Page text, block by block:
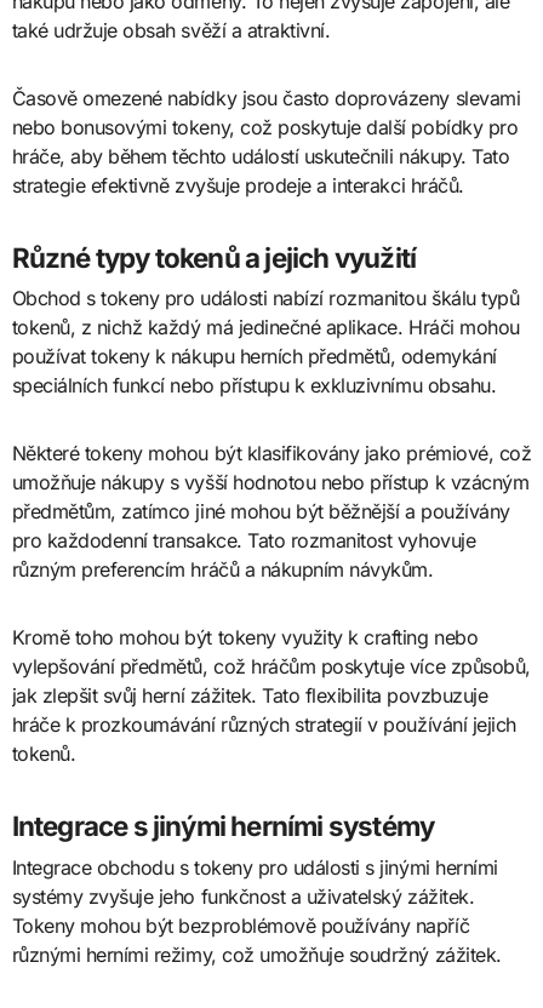
také udržuje obsah svěží a atraktivní.
Časově omezené nabídky jsou často doprovázeny slevami
nebo bonusovými tokeny, což poskytuje další pobídky pro
hráče, aby během těchto událostí uskutečnili nákupy. Tato
strategie efektivně zvyšuje prodeje a interakci hráčů.
Různé typy tokenů a jejich využití
Obchod s tokeny pro události nabízí rozmanitou škálu typů
tokenů, z nichž každý má jedinečné aplikace. Hráči mohou
používat tokeny k nákupu herních předmětů, odemykání
speciálních funkcí nebo přístupu k exkluzivnímu obsahu.
Některé tokeny mohou být klasifikovány jako prémiové, což
umožňuje nákupy s vyšší hodnotou nebo přístup k vzácným
předmětům, zatímco jiné mohou být běžnější a používány
pro každodenní transakce. Tato rozmanitost vyhovuje
různým preferencím hráčů a nákupním návykům.
Kromě toho mohou být tokeny využity k crafting nebo
vylepšování předmětů, což hráčům poskytuje více způsobů,
jak zlepšit svůj herní zážitek. Tato flexibilita povzbuzuje
hráče k prozkoumávání různých strategií v používání jejich
tokenů.
Integrace s jinými herními systémy
Integrace obchodu s tokeny pro události s jinými herními
systémy zvyšuje jeho funkčnost a uživatelský zážitek.
Tokeny mohou být bezproblémově používány napříč
různými herními režimy, což umožňuje soudržný zážitek.